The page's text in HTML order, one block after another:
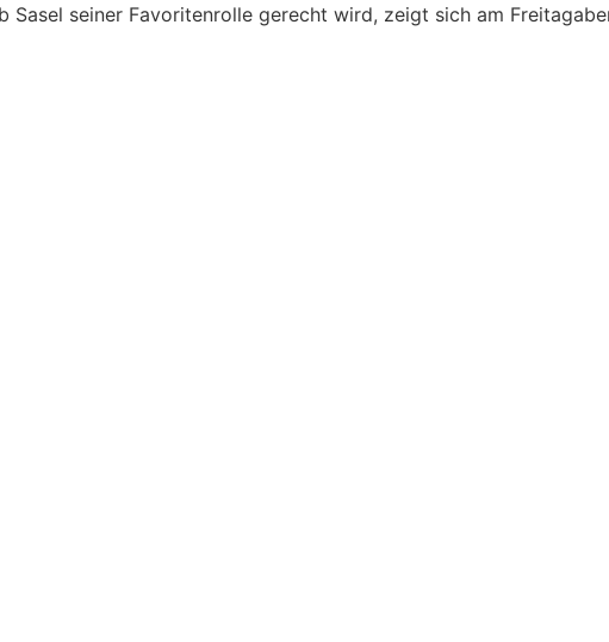
seiner Favoritenrolle gerecht wird, zeigt sich am